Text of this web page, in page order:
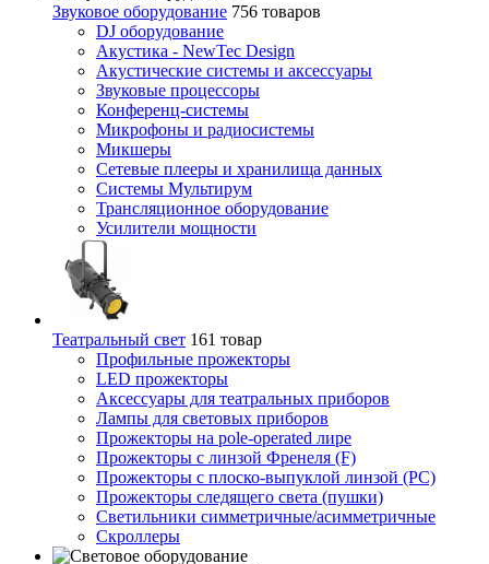
Звуковое оборудование 756 товаров
DJ оборудование
Акустика - NewTec Design
Акустические системы и аксессуары
Звуковые процессоры
Конференц-системы
Микрофоны и радиосистемы
Микшеры
Сетевые плееры и хранилища данных
Системы Мультирум
Трансляционное оборудование
Усилители мощности
Театральный свет 161 товар
Профильные прожекторы
LED прожекторы
Аксессуары для театральных приборов
Лампы для световых приборов
Прожекторы на pole-operated лире
Прожекторы с линзой Френеля (F)
Прожекторы с плоско-выпуклой линзой (PC)
Прожекторы следящего света (пушки)
Светильники симметричные/асимметричные
Скроллеры